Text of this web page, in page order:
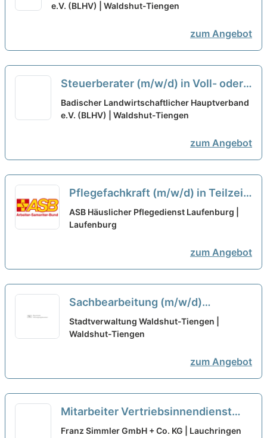
e.V. (BLHV) | Waldshut-Tiengen
zum Angebot
Steuerberater (m/w/d) in Voll- oder
Teilzeit neu
Badischer Landwirtschaftlicher Hauptverband
e.V. (BLHV) | Waldshut-Tiengen
zum Angebot
Pflegefachkraft (m/w/d) in Teilzeit
(max. 50%) - Pflegen, begleiten,
beraten!
ASB Häuslicher Pflegedienst Laufenburg |
Laufenburg
zum Angebot
Sachbearbeitung (m/w/d)
Ausländeramt in Vollzeit / Teilzeit
neu
Stadtverwaltung Waldshut-Tiengen |
Waldshut-Tiengen
zum Angebot
Mitarbeiter Vertriebsinnendienst
(m/w/d) - Teilzeit (5080 %) neu
Franz Simmler GmbH + Co. KG | Lauchringen